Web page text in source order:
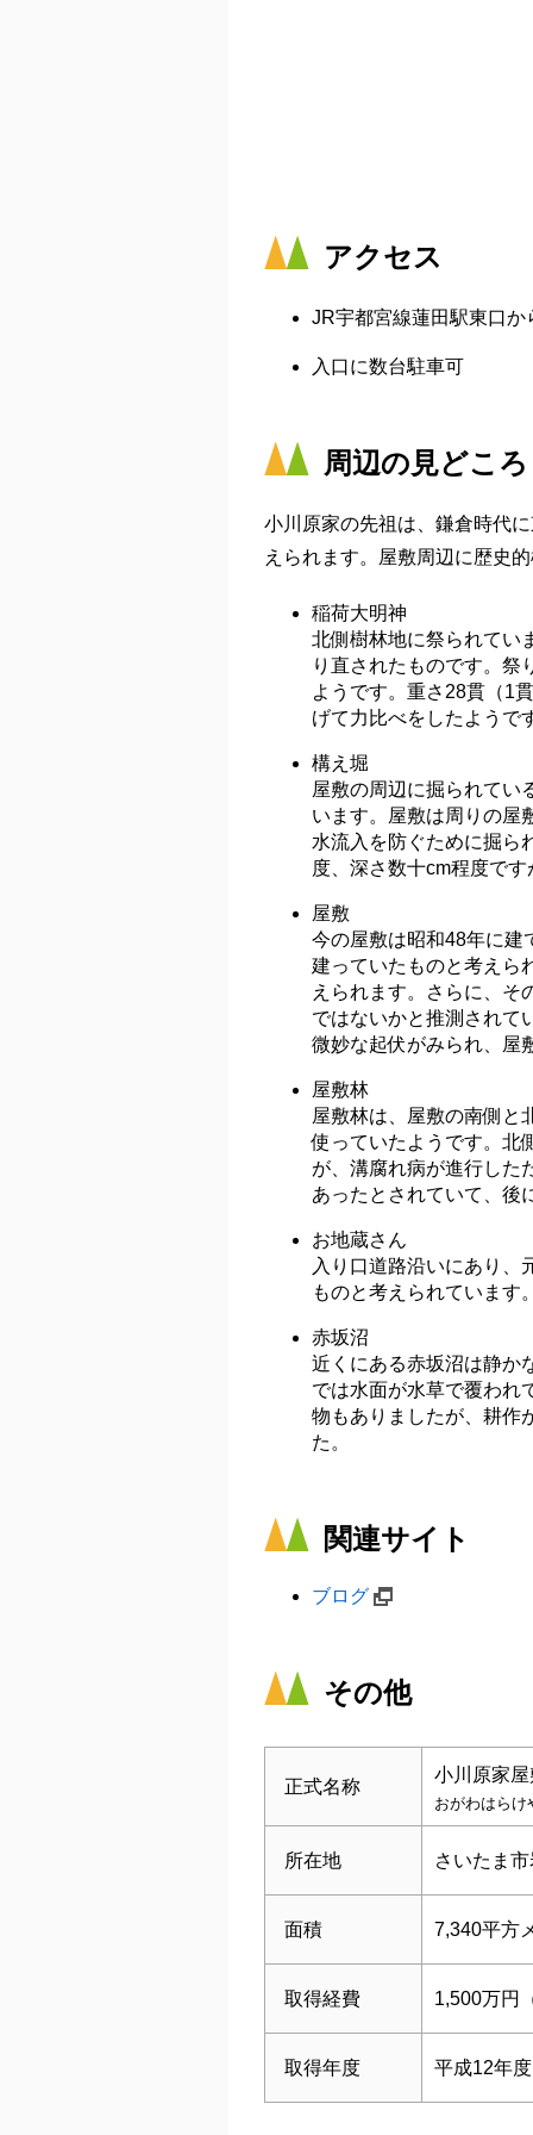
アクセス
JR宇都宮線蓮田駅東口
入口に数台駐車可
周辺の見どころ
小川原家の先祖は、鎌倉時代
えられます。屋敷周辺に歴史
稲荷大明神
北側樹林地に祭られてい
り直されたものです。祭
ようです。重さ28貫（1
げて力比べをしたようで
構え堀
屋敷の周辺に掘られてい
います。屋敷は周りの屋
水流入を防ぐために掘ら
度、深さ数十cm程度で
屋敷
今の屋敷は昭和48年に建
建っていたものと考えら
えられます。さらに、そ
ではないかと推測されて
微妙な起伏がみられ、屋
屋敷林
屋敷林は、屋敷の南側と
使っていたようです。北
が、溝腐れ病が進行した
あったとされていて、後
お地蔵さん
入り口道路沿いにあり、
ものと考えられています
赤坂沼
近くにある赤坂沼は静か
では水面が水草で覆われ
物もありましたが、耕作
た。
関連サイト
ブログ
その他
正式名称
小川原家
おがわはらけ
所在地 さいたま
面積 7,340平方
取得経費 1,500万円
取得年度 平成12年